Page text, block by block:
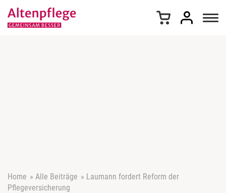
Home » Alle Beiträge » Laumann fordert Reform der
Pflegeversicherung